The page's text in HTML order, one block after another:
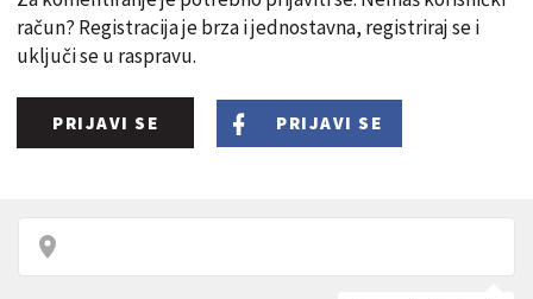
račun? Registracija je brza i jednostavna, registriraj se i
uključi se u raspravu.
PRIJAVI SE PRIJAVI SE